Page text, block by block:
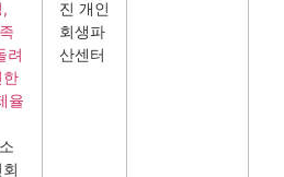
려
한
율
진 개인
회생파
산센터